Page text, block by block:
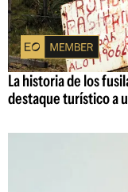
La historia de los
destaque turístico a